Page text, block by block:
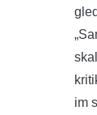
im